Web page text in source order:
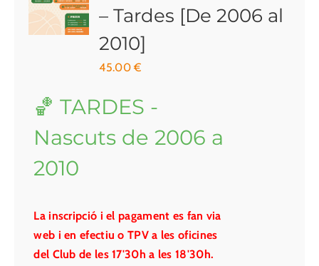
– Tardes [De 2006 al
2010]
45.00€
🏀 TARDES -
Nascuts de 2006 a
2010
La inscripció i el pagament es fan via
web i en efectiu o TPV a les oficines
del Club de les 17'30h a les 18'30h.